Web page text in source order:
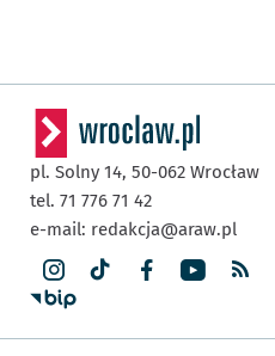
pl. Solny 14, 50-062 Wrocław
tel. 71 776 71 42
e-mail: redakcja@araw.pl